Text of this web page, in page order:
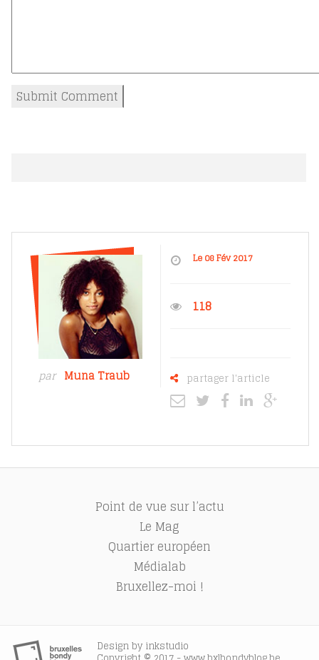
par Muna Traub
Le 08 Fév 2017
118
partager l'article
Point de vue sur l’actu
Le Mag
Quartier européen
Médialab
Bruxellez-moi !
Design by inkstudio